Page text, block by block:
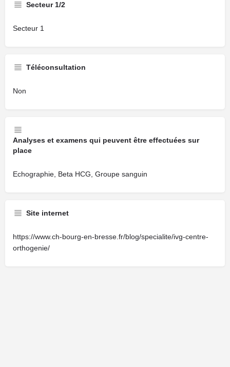
Secteur 1/2
Secteur 1
Téléconsultation
Non
Analyses et examens qui peuvent être effectuées sur
place
Echographie, Beta HCG, Groupe sanguin
Site internet
https://www.ch-bourg-en-bresse.fr/blog/specialite/ivg-centre-
orthogenie/